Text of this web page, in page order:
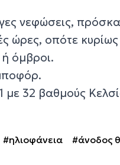
νεφώσεις,
ώρες, οπότε
όμβροι.
32 βαθμούς
#ηλιοφάνεια #άνοδος